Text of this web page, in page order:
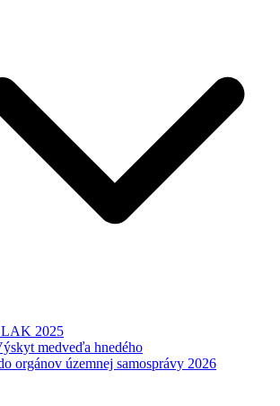
2025
medveďa hnedého
orgánov územnej samosprávy 2026